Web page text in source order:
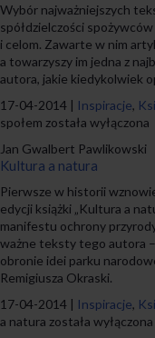
Wybór najważniejszych
spółdzielczości
i celom. Zawarte w nim
a towarzyszy im jedna z
autora, jakie kiedykolwiek
17-04-2014 | Inspiracje,
społem została wyłączona
Jan Gwalbert Pawlikowski
Kultura a natura
Pierwsze w historii
edycji książki „Kultura a
manifestu ochrony
ważne teksty tego autora –
obronie idei parku
Remigiusza Okraski.
17-04-2014 | Inspiracje,
a natura została wyłączona